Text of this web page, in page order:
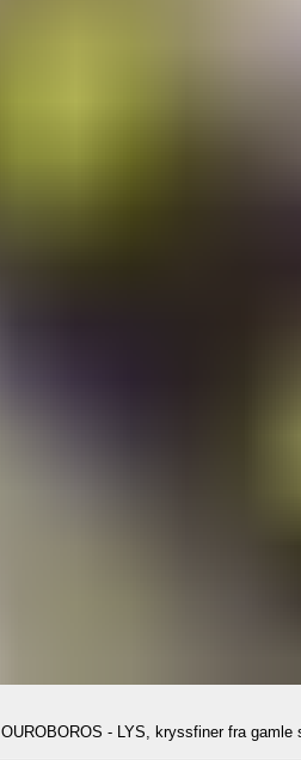
OUROBOROS - LYS, kryssfiner fra